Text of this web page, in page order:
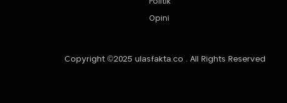
Politik
Opini
Copyright ©2025 ulasfakta.co . All Rights Reserved